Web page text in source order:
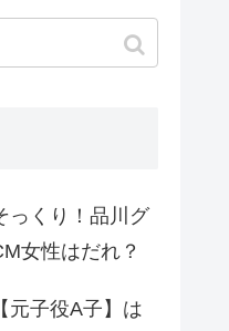
っくり！品川グ
女性はだれ？
元子役A子】は